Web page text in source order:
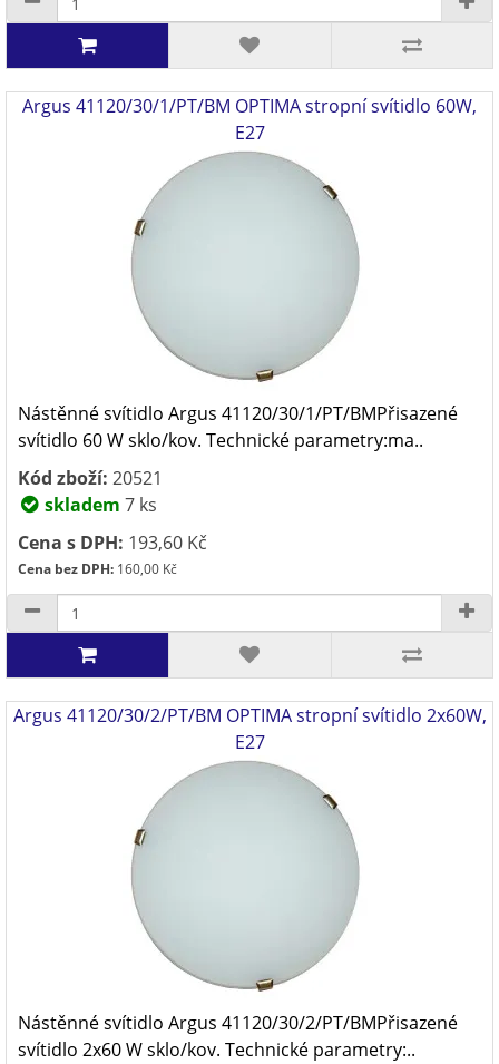
Argus 41120/30/1/PT/BM OPTIMA stropní svítidlo 60W,
E27
Nástěnné svítidlo Argus 41120/30/1/PT/BMPřisazené
svítidlo 60 W sklo/kov. Technické parametry:ma..
Kód zboží: 20521
skladem 7 ks
Cena s DPH: 193,60 Kč
Cena bez DPH: 160,00 Kč
Argus 41120/30/2/PT/BM OPTIMA stropní svítidlo 2x60W,
E27
Nástěnné svítidlo Argus 41120/30/2/PT/BMPřisazené
svítidlo 2x60 W sklo/kov. Technické parametry:..